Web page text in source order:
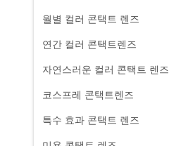
월별 컬러 콘택트 렌즈
연간 컬러 콘택트렌즈
자연스러운 컬러 콘택트 렌즈
코스프레 콘택트렌즈
특수 효과 콘택트 렌즈